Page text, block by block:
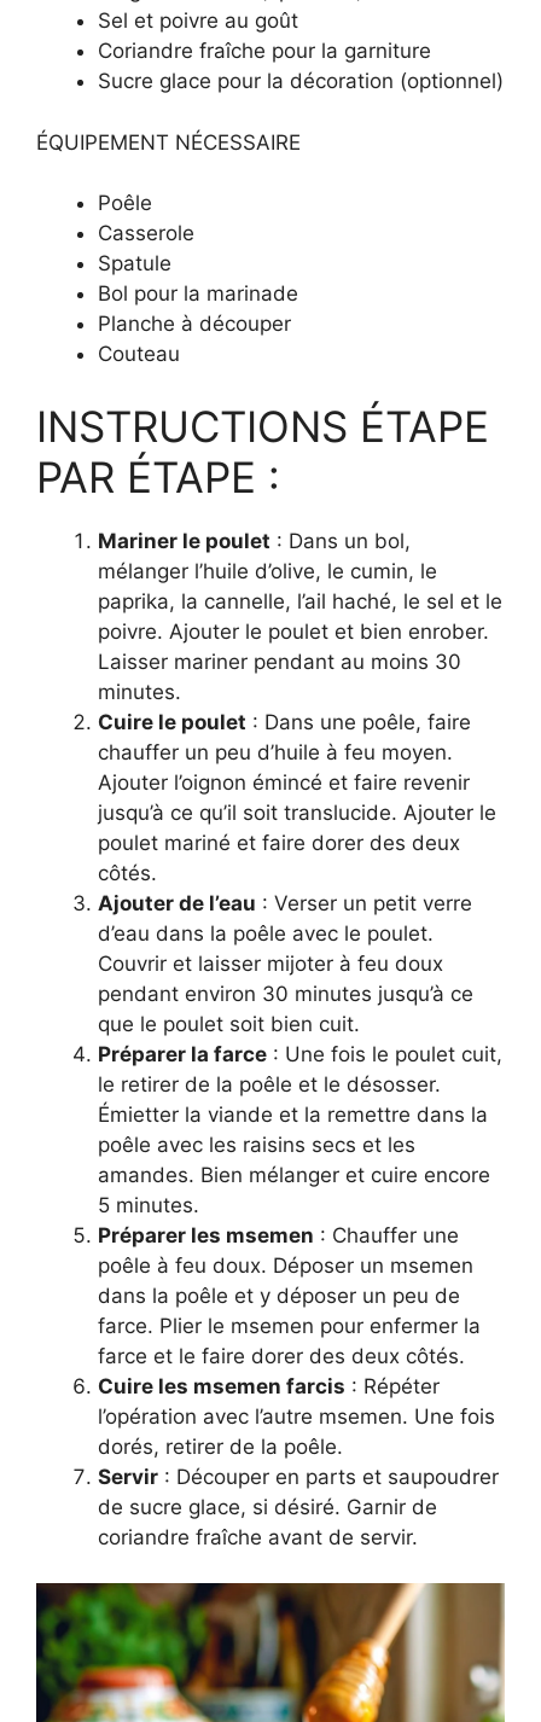
Sel et poivre au goût
Coriandre fraîche pour la garniture
Sucre glace pour la décoration (optionnel)
ÉQUIPEMENT NÉCESSAIRE
Poêle
Casserole
Spatule
Bol pour la marinade
Planche à découper
Couteau
INSTRUCTIONS ÉTAPE
PAR ÉTAPE :
Mariner le poulet : Dans un bol,
mélanger l’huile d’olive, le cumin, le
paprika, la cannelle, l’ail haché, le sel et le
poivre. Ajouter le poulet et bien enrober.
Laisser mariner pendant au moins 30
minutes.
Cuire le poulet : Dans une poêle, faire
chauffer un peu d’huile à feu moyen.
Ajouter l’oignon émincé et faire revenir
jusqu’à ce qu’il soit translucide. Ajouter le
poulet mariné et faire dorer des deux
côtés.
Ajouter de l’eau : Verser un petit verre
d’eau dans la poêle avec le poulet.
Couvrir et laisser mijoter à feu doux
pendant environ 30 minutes jusqu’à ce
que le poulet soit bien cuit.
Préparer la farce : Une fois le poulet cuit,
le retirer de la poêle et le désosser.
Émietter la viande et la remettre dans la
poêle avec les raisins secs et les
amandes. Bien mélanger et cuire encore
5 minutes.
Préparer les msemen : Chauffer une
poêle à feu doux. Déposer un msemen
dans la poêle et y déposer un peu de
farce. Plier le msemen pour enfermer la
farce et le faire dorer des deux côtés.
Cuire les msemen farcis : Répéter
l’opération avec l’autre msemen. Une fois
dorés, retirer de la poêle.
Servir : Découper en parts et saupoudrer
de sucre glace, si désiré. Garnir de
coriandre fraîche avant de servir.